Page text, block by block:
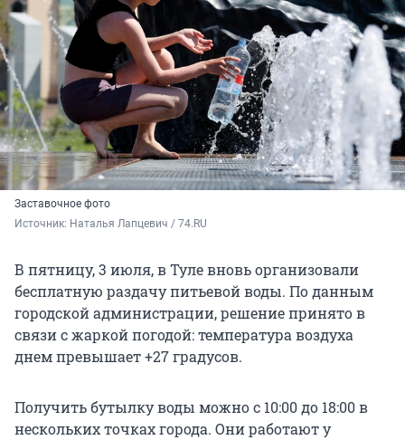
Заставочное фото
Источник: Наталья Лапцевич / 74.RU
В пятницу, 3 июля, в Туле вновь организовали
бесплатную раздачу питьевой воды. По данным
городской администрации, решение принято в
связи с жаркой погодой: температура воздуха
днем превышает +27 градусов.
Получить бутылку воды можно с 10:00 до 18:00 в
нескольких точках города. Они работают у